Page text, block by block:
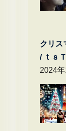
クリス
/ ｔｓ
2024